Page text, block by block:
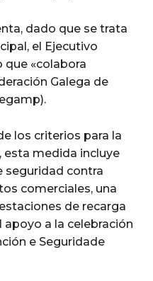
dado que se trata
el Ejecutivo
«colabora
Galega de
los criterios para la
esta medida incluye
seguridad contra
comerciales, una
de recarga
apoyo a la celebración
e Seguridade